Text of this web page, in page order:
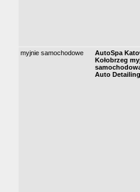
myjnie samochodowe
AutoSpa
Kołobrzeg
Auto Detailing